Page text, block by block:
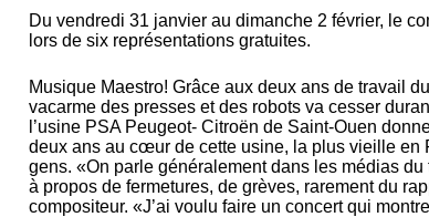
Du vendredi 31 janvier au dimanche 2 février, le
lors de six représentations gratuites.
Musique Maestro! Grâce aux deux ans de travail
vacarme des presses et des robots va cesser
l’usine PSA Peugeot- Citroën de Saint-Ouen
deux ans au cœur de cette usine, la plus vieille en
gens. «On parle généralement dans les médias
à propos de fermetures, de grèves, rarement du
compositeur. «J’ai voulu faire un concert qui